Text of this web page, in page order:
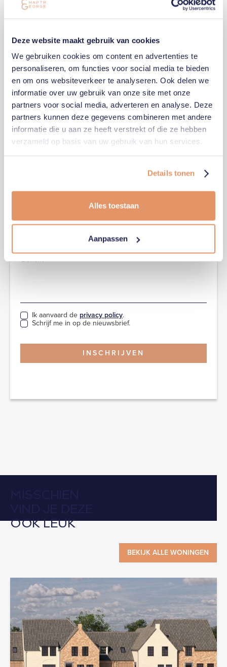
Deze website maakt gebruik van cookies
We gebruiken cookies om content en advertenties te
personaliseren, om functies voor social media te bieden
en om ons websiteverkeer te analyseren. Ook delen we
informatie over uw gebruik van onze site met onze
partners voor social media, adverteren en analyse. Deze
partners kunnen deze gegevens combineren met andere
informatie die u aan ze heeft verstrekt of die ze hebben
verzameld op basis van uw gebruik van hun services.
Details tonen
Alles toestaan
Aanpassen
INSCHRIJVEN VOOR EEN KIJKDAG
Schrijf je in om onze nieuwste woningen en
appartementen te bezichtigen. Vind jouw toekomstige thuis
tijdens onze kijkdagen!
Ik aanvaard de privacy policy.
Schrijf me in op de nieuwsbrief.
MISSCHIEN
VIND JE DEZE
OOK LEUK
BEKIJK ALLE WONINGEN